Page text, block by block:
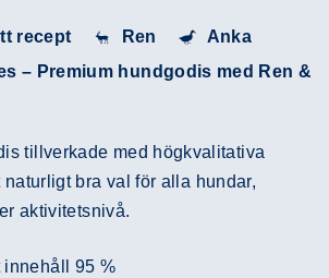
recept Ren
Anka
– Premium hundgodis med Ren &
tillverkade med högkvalitativa
bra val för alla hundar,
aktivitetsnivå.
innehåll 95 %